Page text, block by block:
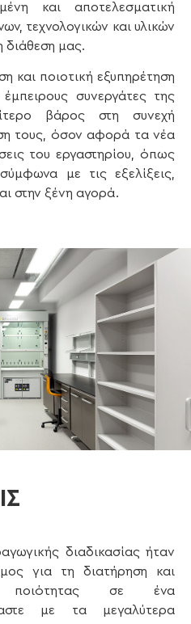
και αποτελεσματική
τεχνολογικών και υλικών
διάθεση μας.
και ποιοτική εξυπηρέτηση
συνεργάτες της
βάρος στη συνεχή
τους, όσον αφορά τα νέα
του εργαστηρίου, όπως
με τις εξελίξεις,
στην ξένη αγορά.
διαδικασίας ήταν
για τη διατήρηση και
ποιότητας σε ένα
με τα μεγαλύτερα